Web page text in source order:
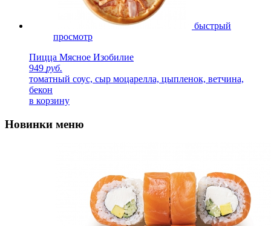
быстрый
просмотр
Пицца Мясное Изобилие
949 руб.
томатный соус, сыр моцарелла, цыпленок, ветчина,
бекон
в корзину
Новинки меню